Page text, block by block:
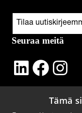
Tilaa
Seuraa meitä
LinkedIn Facebook Instagram
Tämä